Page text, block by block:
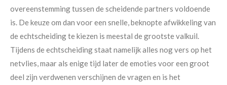
overeenstemming tussen de scheidende partners voldoende
is. De keuze om dan voor een snelle, beknopte afwikkeling van
de echtscheiding te kiezen is meestal de grootste valkuil.
Tijdens de echtscheiding staat namelijk alles nog vers op het
netvlies, maar als enige tijd later de emoties voor een groot
deel zijn verdwenen verschijnen de vragen en is het